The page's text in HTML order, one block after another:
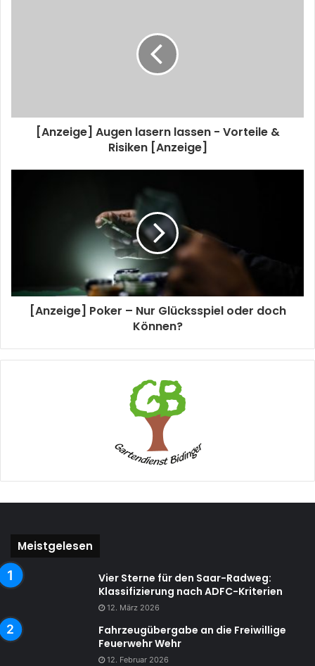
[Anzeige] Augen lasern lassen - Vorteile &
Risiken [Anzeige]
[Anzeige] Poker – Nur Glücksspiel oder doch
Können?
Meistgelesen
Vier Sterne für den Saar-Radweg:
Klassifizierung nach ADFC-Kriterien
12. März 2026
Fahrzeugübergabe an die Freiwillige
Feuerwehr Wehr
12. Februar 2026